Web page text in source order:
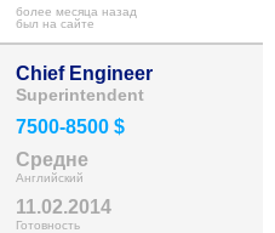
более месяца назад
был на сайте
Chief Engineer
Superintendent
7500-8500 $
Средне
Английский
11.02.2014
Готовность